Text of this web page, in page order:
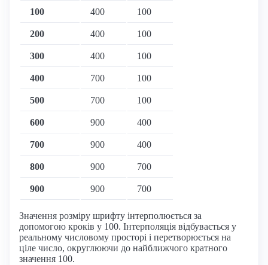
100 400 100
200 400 100
300 400 100
400 700 100
500 700 100
600 900 400
700 900 400
800 900 700
900 900 700
Значення розміру шрифту інтерполюється за
допомогою кроків у 100. Інтерполяція відбувається у
реальному числовому просторі і перетворюється на
ціле число, округлюючи до найближчого кратного
значення 100.